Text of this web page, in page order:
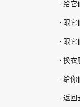
- 给它
- 跟它
- 跟它
- 换衣
- 给你
- 返回